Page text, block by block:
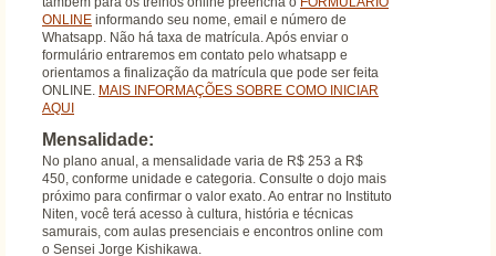
ONLINE informando seu nome, email e número de
Whatsapp. Não há taxa de matrícula. Após enviar o
formulário entraremos em contato pelo whatsapp e
orientamos a finalização da matrícula que pode ser feita
ONLINE. MAIS INFORMAÇÕES SOBRE COMO INICIAR
AQUI
Mensalidade:
No plano anual, a mensalidade varia de R$ 253 a R$
450, conforme unidade e categoria. Consulte o dojo mais
próximo para confirmar o valor exato. Ao entrar no Instituto
Niten, você terá acesso à cultura, história e técnicas
samurais, com aulas presenciais e encontros online com
o Sensei Jorge Kishikawa.